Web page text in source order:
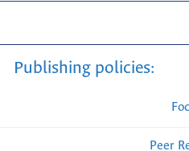
Publishing policies:
Peer